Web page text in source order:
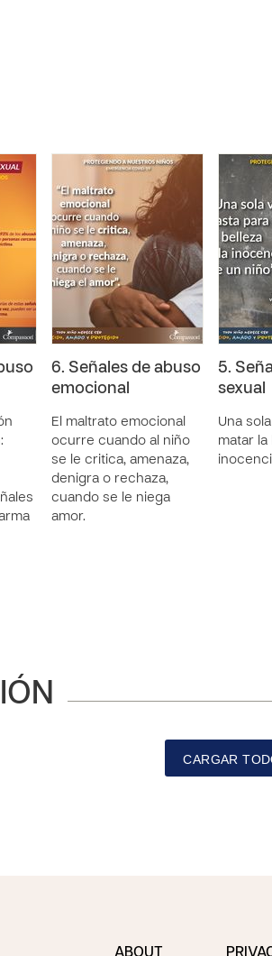
6. Señales de abuso
emocional
El maltrato emocional
ocurre cuando al niño
se le critica, amenaza,
denigra o rechaza,
cuando se le niega
amor.
5.
sexual
Una
matar la
CARGAR